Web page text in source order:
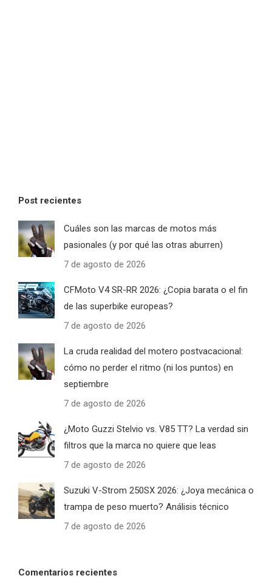
Post recientes
Cuáles son las marcas de motos más
pasionales (y por qué las otras aburren)
7 de agosto de 2026
CFMoto V4 SR-RR 2026: ¿Copia barata o el fin
de las superbike europeas?
7 de agosto de 2026
La cruda realidad del motero postvacacional:
cómo no perder el ritmo (ni los puntos) en
septiembre
7 de agosto de 2026
¿Moto Guzzi Stelvio vs. V85 TT? La verdad sin
filtros que la marca no quiere que leas
7 de agosto de 2026
Suzuki V-Strom 250SX 2026: ¿Joya mecánica o
trampa de peso muerto? Análisis técnico
7 de agosto de 2026
Comentarios recientes